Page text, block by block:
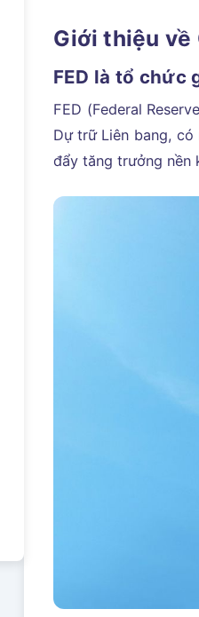
Giới thiệu về
FED là tổ chức
FED (Federal
Dự trữ Liên bang,
đẩy tăng trưởng nền